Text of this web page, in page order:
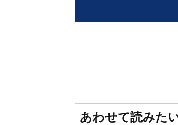
あわせて読みた